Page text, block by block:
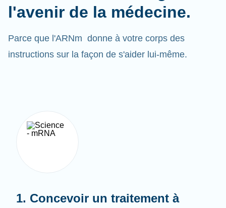
instructions sur la façon de s'aider lui-même.
ARNm